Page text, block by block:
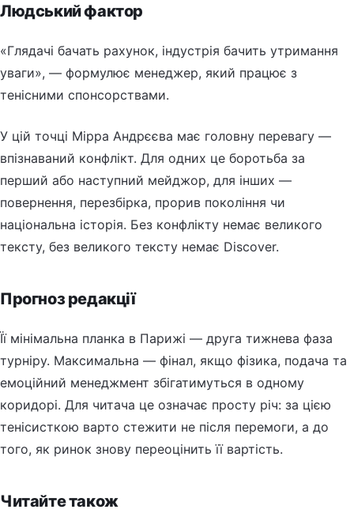
Людський фактор
«Глядачі бачать рахунок, індустрія бачить утримання
уваги», — формулює менеджер, який працює з
тенісними спонсорствами.
У цій точці Мірра Андрєєва має головну перевагу —
впізнаваний конфлікт. Для одних це боротьба за
перший або наступний мейджор, для інших —
повернення, перезбірка, прорив покоління чи
національна історія. Без конфлікту немає великого
тексту, без великого тексту немає Discover.
Прогноз редакції
Її мінімальна планка в Парижі — друга тижнева фаза
турніру. Максимальна — фінал, якщо фізика, подача та
емоційний менеджмент збігатимуться в одному
коридорі. Для читача це означає просту річ: за цією
тенісисткою варто стежити не після перемоги, а до
того, як ринок знову переоцінить її вартість.
Читайте також